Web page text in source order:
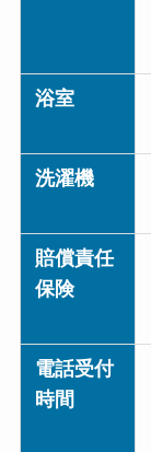
浴室
洗濯機
賠償責任
保険
電話受付
時間